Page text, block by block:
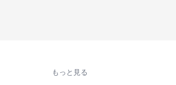
もっと見る